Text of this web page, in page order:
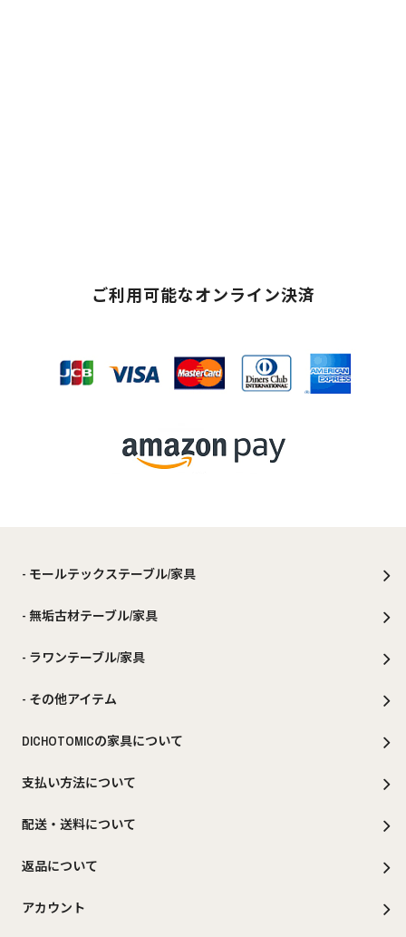
ご利用可能なオンライン決済
- モールテックステーブル/家具
- 無垢古材テーブル/家具
- ラワンテーブル/家具
- その他アイテム
DICHOTOMICの家具について
支払い方法について
配送・送料について
返品について
アカウント